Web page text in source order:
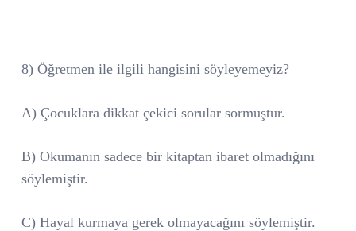
8) Öğretmen ile ilgili hangisini söyleyemeyiz?
A) Çocuklara dikkat çekici sorular sormuştur.
B) Okumanın sadece bir kitaptan ibaret olmadığını
söylemiştir.
C) Hayal kurmaya gerek olmayacağını söylemiştir.